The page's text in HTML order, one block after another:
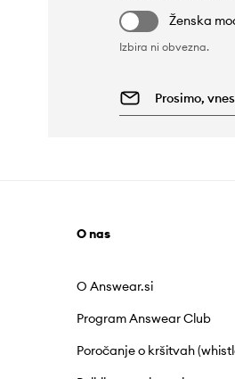
Ženska
Izbira ni obvezna.
O nas
O Answear.si
Program Answear Club
Poročanje o kršitvah